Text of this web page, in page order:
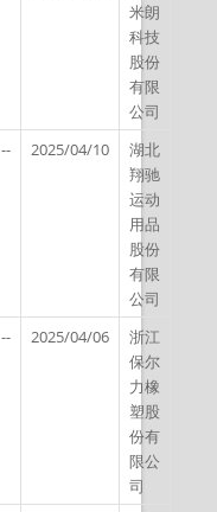
米朗
科技
股份
有限
公司
-- 2025/04/10
湖北
翔驰
运动
用品
股份
有限
公司
-- 2025/04/06
浙江
保尔
力橡
塑股
份有
限公
司